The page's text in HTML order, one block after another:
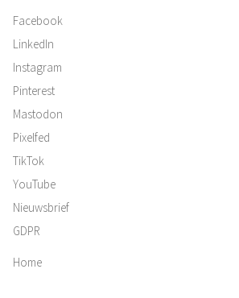
Facebook
LinkedIn
Instagram
Pinterest
Mastodon
Pixelfed
TikTok
YouTube
Nieuwsbrief
GDPR
Home